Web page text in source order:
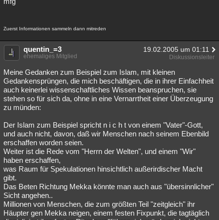
Zuerst Informationen sammeln dann mitreden
quentin_=3 19.02.2005 um 01:11
ehemaliges Mitglied Diskussionsleiter
Meine Gedanken zum Beispiel zum Islam, mit kleinen
Gedankensprüngen, die mich beschäftigen, die in ihrer Einfachheit
auch keinerlei wissenschaftliches Wissen beanspruchen, sie
stehen so für sich da, ohne in eine Vernarrtheit einer Überzeugung
zu münden:
Der Islam zum Beispiel spricht n i c h t von einem "Vater"-Gott,
und auch nicht, davon, daß wir Menschen nach seinem Ebenbild
erschaffen worden seien.
Weiter ist die Rede vom "Herrn der Welten", und einem "Wir"
haben erschaffen,
was Raum für Spekulationen hinsichtlich außerirdischer Macht
gibt.
Das Beten Richtung Mekka könnte man auch aus "übersinnlicher"
Sicht angehen..
Millionen von Menschen, die zum größten Teil "zeitgleich" ihr
Häupter gen Mekka neigen, einem festen Fixpunkt, die tagtäglich